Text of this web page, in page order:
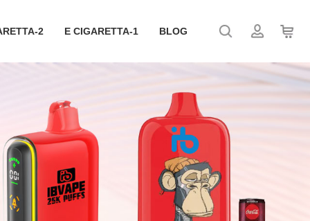
2 E CIGARETTA-1 BLOG